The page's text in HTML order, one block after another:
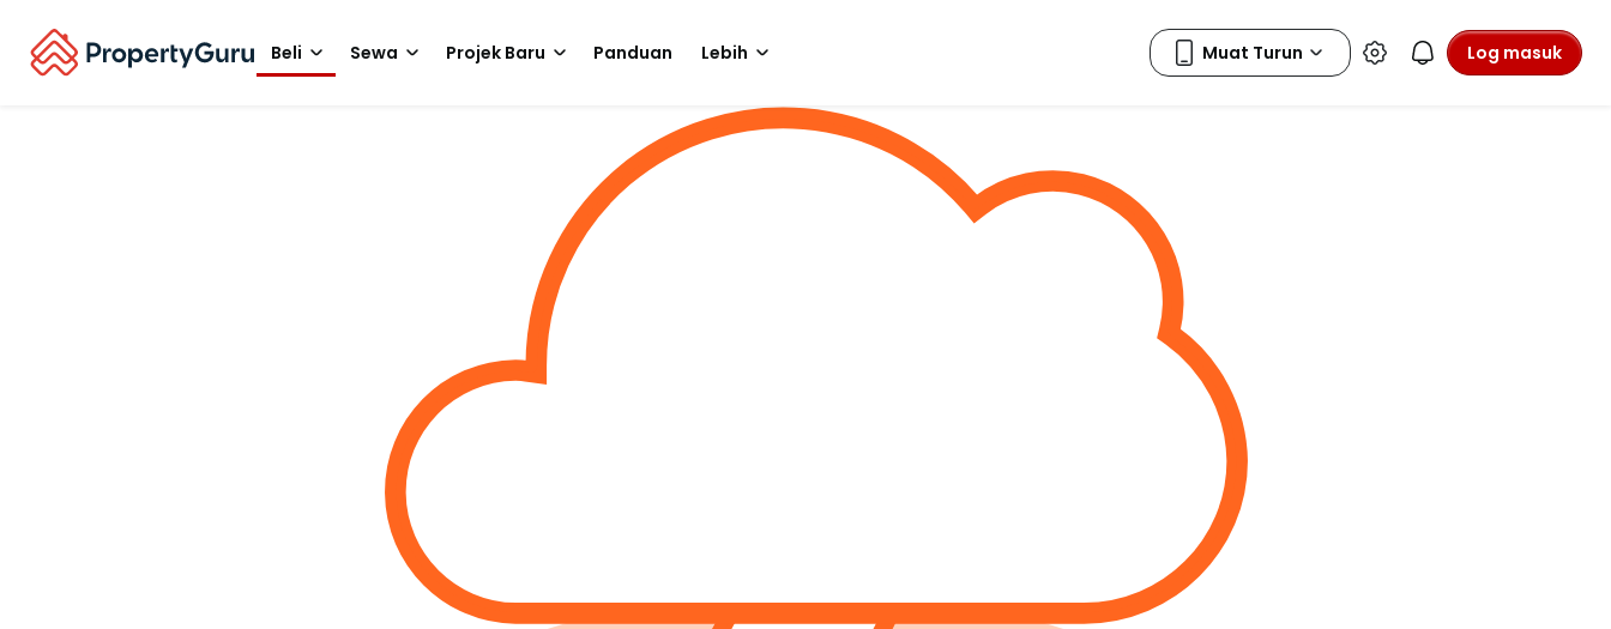
Beli Sewa Projek Baru Panduan Lebih Log masuk